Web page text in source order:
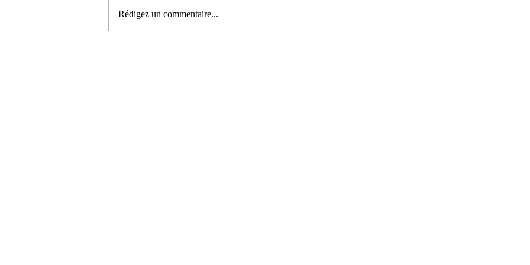
Meldem Bertrand et
Rédigez un commentaire...